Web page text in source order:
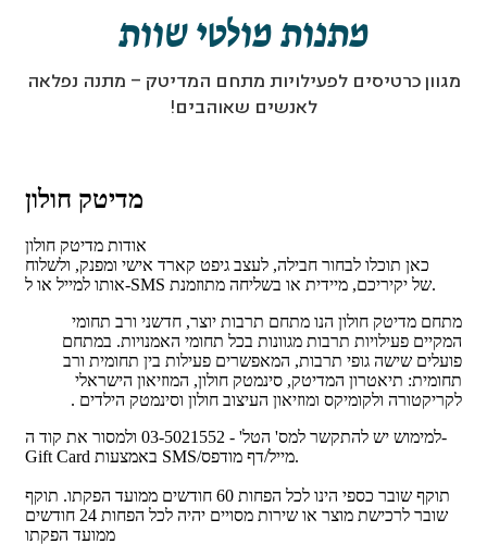
מתנות מולטי שוות
מגוון כרטיסים לפעילויות מתחם המדיטק – מתנה נפלאה
לאנשים שאוהבים!